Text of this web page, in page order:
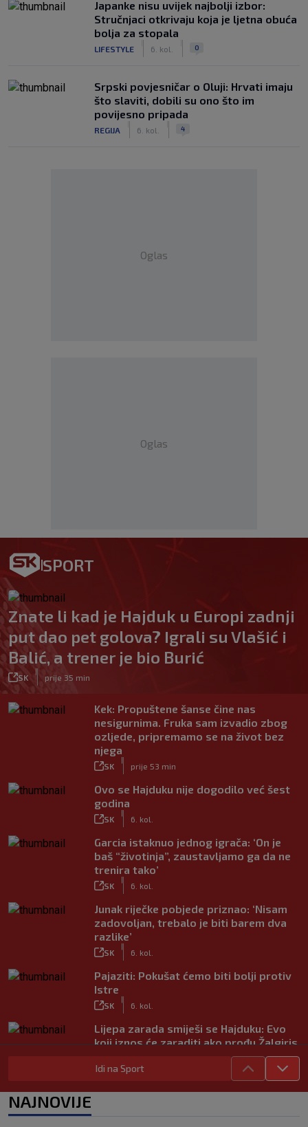
Japanke nisu uvijek najbolji izbor:
Stručnjaci otkrivaju koja je ljetna obuća
bolja za stopala
LIFESTYLE 6. kol. 0
Srpski povjesničar o Oluji: Hrvati imaju
što slaviti, dobili su ono što im
povijesno pripada
REGIJA 6. kol. 4
Oglas
Oglas
SPORT
Znate li kad je Hajduk u Europi zadnji
put dao pet golova? Igrali su Vlašić i
Balić, a trener je bio Burić
SK prije 35 min
Kek: Propuštene šanse čine nas
nesigurnima. Fruka sam izvadio zbog
ozljede, pripremamo se na život bez
njega
SK prije 53 min
Ovo se Hajduku nije dogodilo već šest
godina
SK 6. kol.
Garcia istaknuo jednog igrača: ‘On je
baš “životinja”, zaustavljamo ga da ne
trenira tako’
SK 6. kol.
Junak riječke pobjede priznao: ‘Nisam
zadovoljan, trebalo je biti barem dva
razlike’
SK 6. kol.
Pajaziti: Pokušat ćemo biti bolji protiv
Istre
SK 6. kol.
Lijepa zarada smiješi se Hajduku: Evo
koji iznos će zaraditi ako prođu Žalgiris
Kakav spektakl! Pogledajte čudesan
doček Salaha u Turskoj
Idi na Sport
NAJNOVIJE